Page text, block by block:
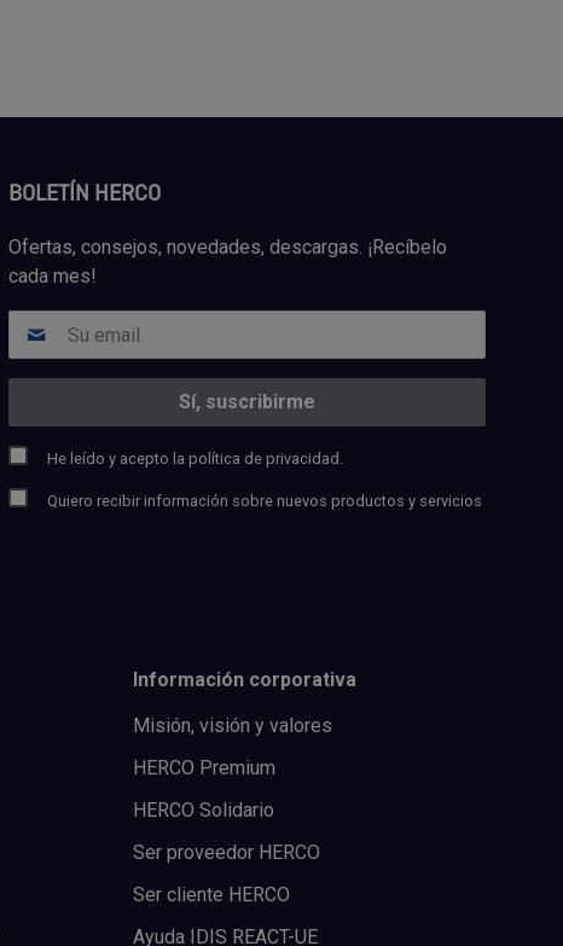
BOLETÍN HERCO
Ofertas, consejos, novedades, descargas. ¡Recíbelo
cada mes!
He leído y acepto la política de privacidad.
Quiero recibir información sobre nuevos productos y servicios
Información corporativa
Misión, visión y valores
HERCO Premium
HERCO Solidario
Ser proveedor HERCO
Ser cliente HERCO
Ayuda IDIS REACT-UE